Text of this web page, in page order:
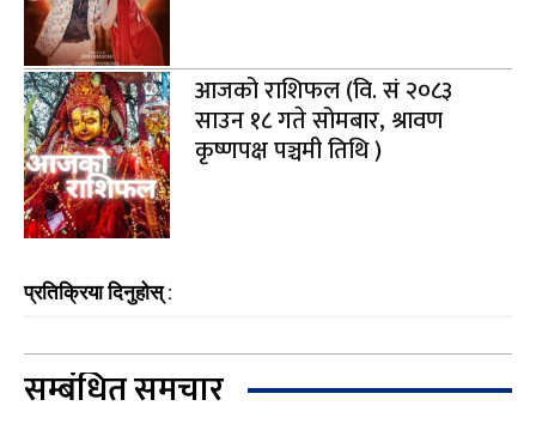
आजको राशिफल (वि. सं २०८३
साउन १८ गते सोमबार, श्रावण
कृष्णपक्ष पञ्चमी तिथि )
प्रतिक्रिया दिनुहोस् :
सम्बंधित समचार